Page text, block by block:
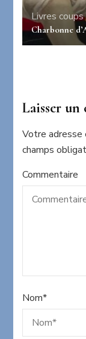
Livres
Charbonne
Laisser
Votre adresse
champs
Commentaire
Nom*